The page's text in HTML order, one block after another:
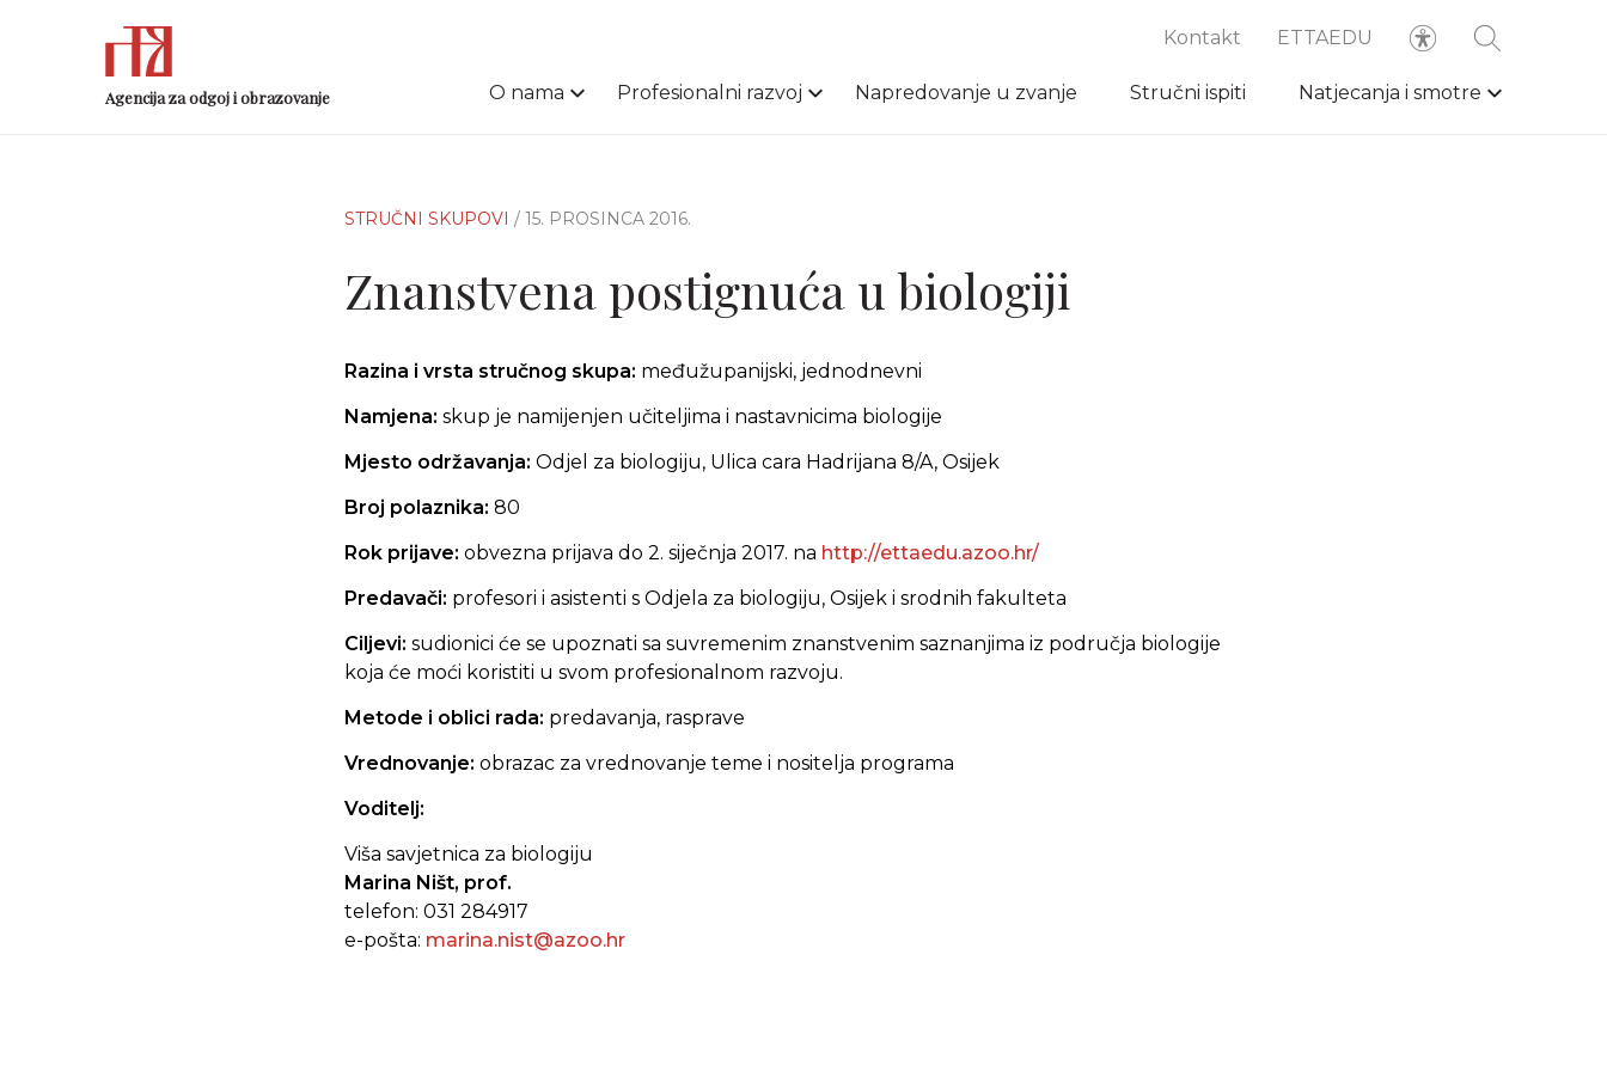
Agencija za odgoj i obrazovanje
Kontakt ETTAEDU
O nama Profesionalni razvoj Napredovanje u zvanje Stručni ispiti Natjecanja i smotre
STRUČNI SKUPOVI / 15. PROSINCA 2016.
Znanstvena postignuća u biologiji
Razina i vrsta stručnog skupa: međužupanijski, jednodnevni
Namjena: skup je namijenjen učiteljima i nastavnicima biologije
Mjesto održavanja: Odjel za biologiju, Ulica cara Hadrijana 8/A, Osijek
Broj polaznika: 80
Rok prijave: obvezna prijava do 2. siječnja 2017. na http://ettaedu.azoo.hr/
Predavači: profesori i asistenti s Odjela za biologiju, Osijek i srodnih fakulteta
Ciljevi: sudionici će se upoznati sa suvremenim znanstvenim saznanjima iz područja biologije
koja će moći koristiti u svom profesionalnom razvoju.
Metode i oblici rada: predavanja, rasprave
Vrednovanje: obrazac za vrednovanje teme i nositelja programa
Voditelj:
Viša savjetnica za biologiju
Marina Ništ, prof.
telefon: 031 284917
e-pošta: marina.nist@azoo.hr